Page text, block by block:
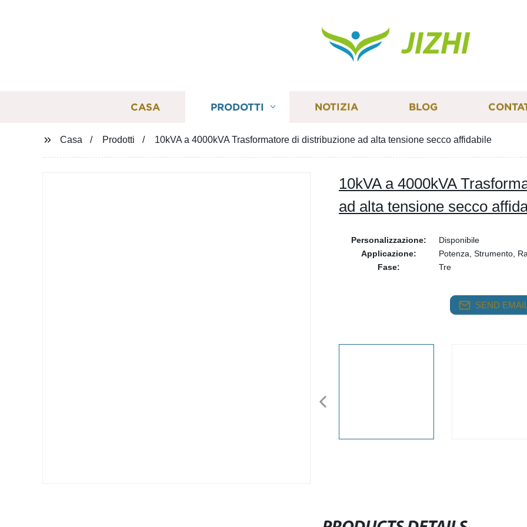
JIZHI
CASA PRODOTTI NOTIZIA BLOG
Casa Prodotti 10kVA a 4000kVA Trasformatore di distribuzione ad alta tensione secco affidabile
10kVA a 4000kVA
ad alta tensione secco
Personalizzazione:
Disponibile
Applicazione:
Potenza, Strumento,
Fase:
Tre
SEND